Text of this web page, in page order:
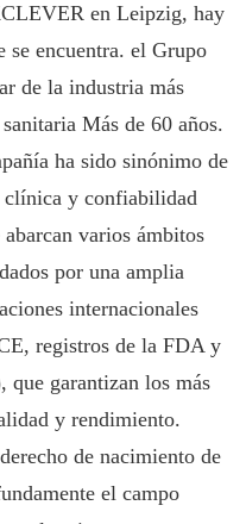
en Leipzig, hay
se encuentra. el Grupo
de la industria más
Más de 60 años.
ha sido sinónimo de
clínica y confiabilidad
varios ámbitos
por una amplia
internacionales
registros de la FDA y
que garantizan los más
y rendimiento.
de nacimiento de
el campo